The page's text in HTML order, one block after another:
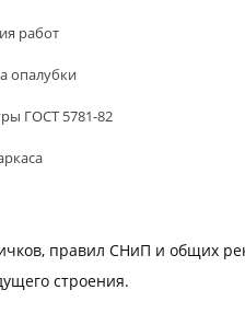
работ
опалубки
ГОСТ 5781-82
правил СНиП и общих
строения.